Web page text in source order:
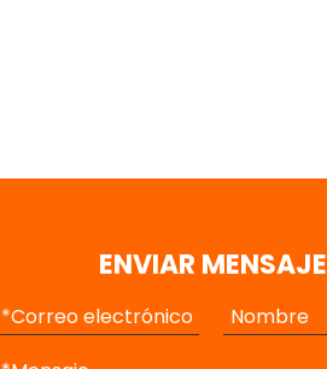
ENVIAR MENSAJE